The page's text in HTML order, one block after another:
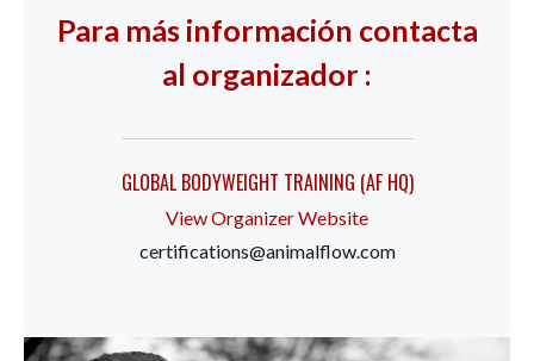
Para más información contacta
al organizador :
GLOBAL BODYWEIGHT TRAINING (AF HQ)
View Organizer Website
certifications@animalflow.com